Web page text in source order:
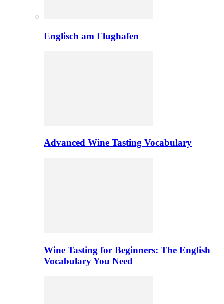
Englisch am Flughafen
Advanced Wine Tasting Vocabulary
Wine Tasting for Beginners: The English
Vocabulary You Need